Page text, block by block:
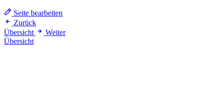
Seite bearbeiten
Zurück
Übersicht
Weiter
Übersicht